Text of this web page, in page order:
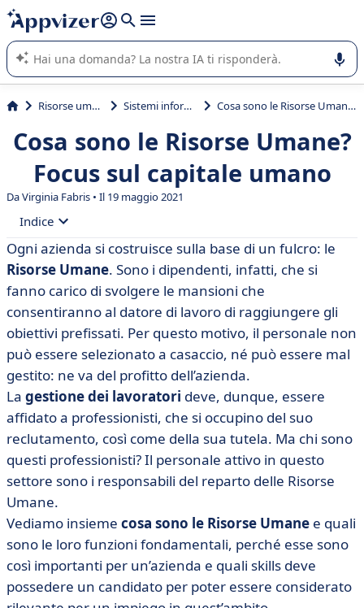
righe con
shift + enter
L'IA di Appvizer vi guida nell'utilizzo o nella scelta di un
software SaaS per la vostra azienda.
Risorse umane (HR) Sistemi informativi HR Cosa sono le Risorse Umane? Focus sul capitale umano
Cosa sono le Risorse Umane?
Focus sul capitale umano
Da Virginia Fabris • Il 19 maggio 2021
Indice
• Cosa sono le Risorse Umane? Definizione
• Dipartimento Risorse Umane in un’azienda
• Risorse Umane: perché sono importanti?
• Occupazione nell’ambito delle Risorse Umane
• Risorse umane: le skills necessarie
• Risorse umane: la formazione richiesta
Ogni azienda si costruisce sulla base di un fulcro: le
Risorse Umane. Sono i dipendenti, infatti, che si
fanno carico di svolgere le mansioni che
consentiranno al datore di lavoro di raggiungere gli
obiettivi prefissati. Per questo motivo, il personale non
può essere selezionato a casaccio, né può essere mal
gestito: ne va del profitto dell’azienda.
La gestione dei lavoratori deve, dunque, essere
affidato a professionisti, che si occupino del suo
reclutamento, così come della sua tutela. Ma chi sono
questi professionisti? Il personale attivo in questo
settore sono i responsabili del reparto delle Risorse
Umane.
Vediamo insieme cosa sono le Risorse Umane e quali
sono le loro funzioni fondamentali, perché esse sono
così importanti per un’azienda e quali skills deve
possedere un candidato per poter essere considerato